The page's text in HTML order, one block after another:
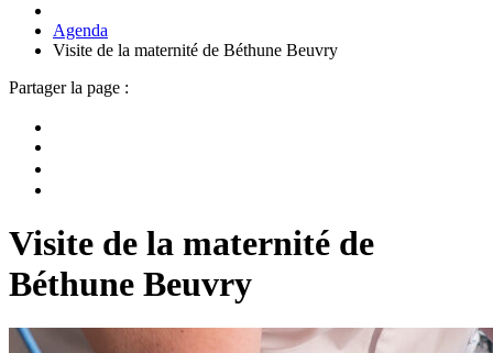
Agenda
Visite de la maternité de Béthune Beuvry
Partager la page :
Visite de la maternité de
Béthune Beuvry